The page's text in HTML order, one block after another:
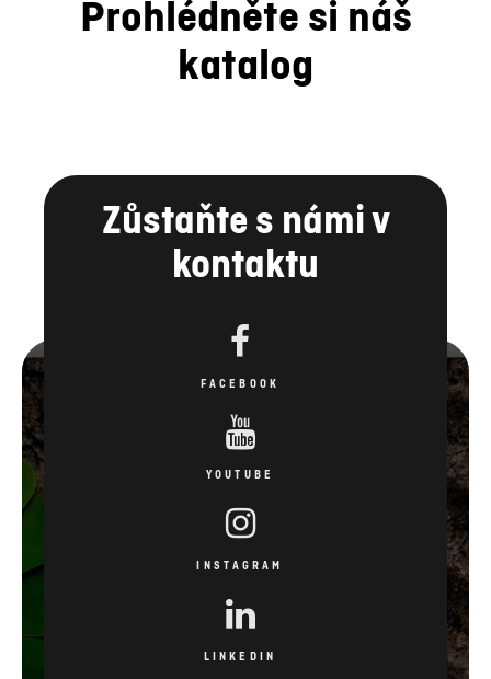
Zůstaňte s námi v
FACEBOOK
YOUTUBE
INSTAGRAM
LINKEDIN